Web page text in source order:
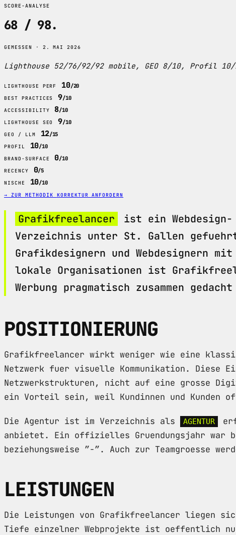
SCORE-ANALYSE
68 / 98.
GEMESSEN · 2. MAI 2026
Lighthouse 52/76/92/92 mobile, GEO 8/10, Profil
LIGHTHOUSE PERF 10/20
BEST PRACTICES 9/10
ACCESSIBILITY 8/10
LIGHTHOUSE SEO 9/10
GEO / LLM 12/15
PROFIL 10/10
BRAND-SURFACE 0/10
RECENCY 0/5
NISCHE 10/10
→ ZUR METHODIK KORREKTUR ANFORDERN
Grafikfreelancer
ist ein
Verzeichnis unter St. Gallen
Grafikdesignern und Webdesignern
lokale Organisationen ist
Werbung pragmatisch zusammen
POSITIONIERUNG
Grafikfreelancer wirkt weniger wie eine
Netzwerk fuer visuelle Kommunikation.
Netzwerkstrukturen, nicht auf eine grosse
ein Vorteil sein, weil Kundinnen und Kunden
Die Agentur ist im Verzeichnis als AGENTUR
anbietet. Ein offizielles Gruendungsjahr war
beziehungsweise ”-”. Auch zur Teamgroesse
LEISTUNGEN
Die Leistungen von Grafikfreelancer liegen
Tiefe einzelner Webprojekte ist oeffentlich